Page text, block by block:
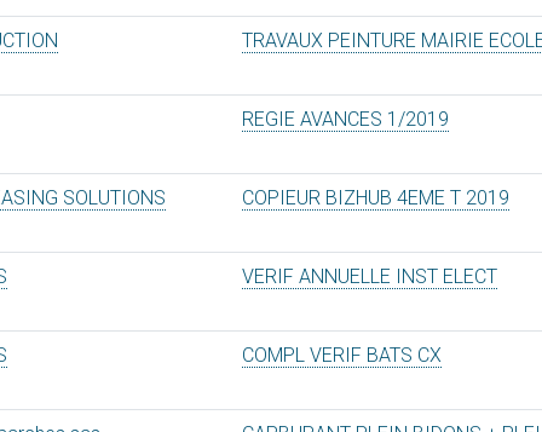
TRAVAUX PEINTURE MAIRIE
REGIE AVANCES 1/2019
SOLUTIONS COPIEUR BIZHUB 4EME T 2019
VERIF ANNUELLE INST ELECT
COMPL VERIF BATS CX